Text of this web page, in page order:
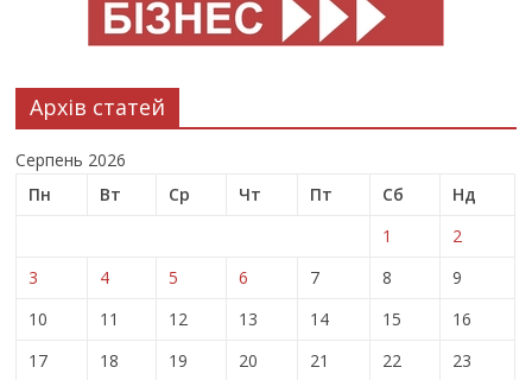
Архів статей
Серпень 2026
Пн
Вт Ср Чт Пт Сб
Нд
1
2
3
4 5 6 7 8
9
10
11 12 13 14 15
16
17
18 19 20 21 22
23